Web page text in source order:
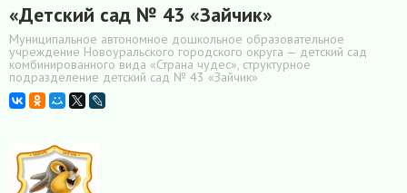
«Детский сад № 43 «Зайчик»
Муниципальное автономное дошкольное образовательное
учреждение Новоуральского городского округа — детский сад
комбинированного вида «Страна чудес», структурное
подразделение детский сад № 43 «Зайчик»